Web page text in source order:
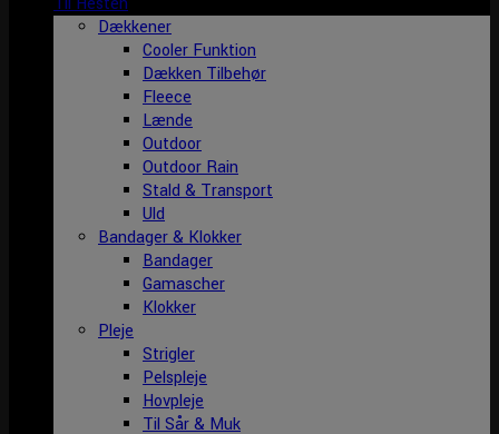
Dækkener
Cooler Funktion
Dækken Tilbehør
Fleece
Lænde
Outdoor
Outdoor Rain
Stald & Transport
Uld
Bandager & Klokker
Bandager
Gamascher
Klokker
Pleje
Strigler
Pelspleje
Hovpleje
Til Sår & Muk